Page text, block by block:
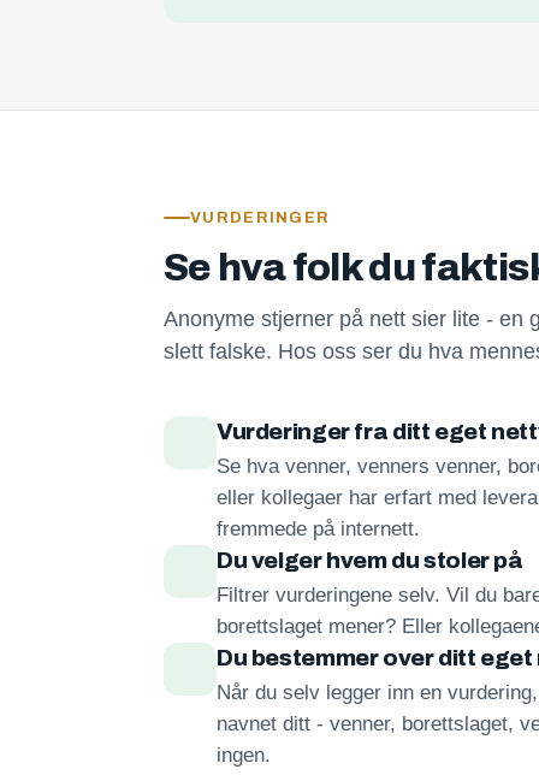
VURDERINGER
Se hva folk du
Anonyme stjerner på nett sier lite - en
slett falske. Hos oss ser du hva
Vurderinger fra ditt eget
Se hva venner, venners venner,
eller kollegaer har erfart med
fremmede på internett.
Du velger hvem du stoler på
Filtrer vurderingene selv. Vil du
borettslaget mener? Eller
Du bestemmer over ditt eget
Når du selv legger inn en
navnet ditt - venner, borettslaget,
ingen.